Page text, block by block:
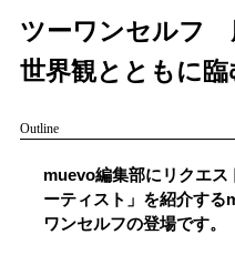
人気ワード
#男性SSW #ポップス
#男性シンガー #HR/HM
MENU
記事一覧
プレスリリース一覧
ツーワンセルフ
世界観とともに
Outline
muevo編集部にリクエ
ーティスト」を紹介す
ワンセルフの登場です。